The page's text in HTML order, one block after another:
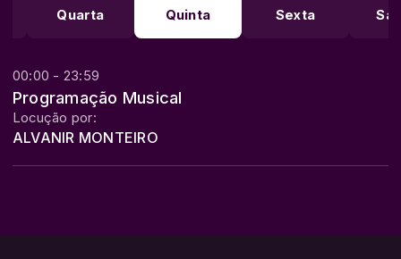
Quarta Quinta Sexta
00:00 - 23:59
Programação Musical
Locução por:
ALVANIR MONTEIRO